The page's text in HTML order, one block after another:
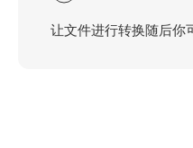
让文件进行转换随后你